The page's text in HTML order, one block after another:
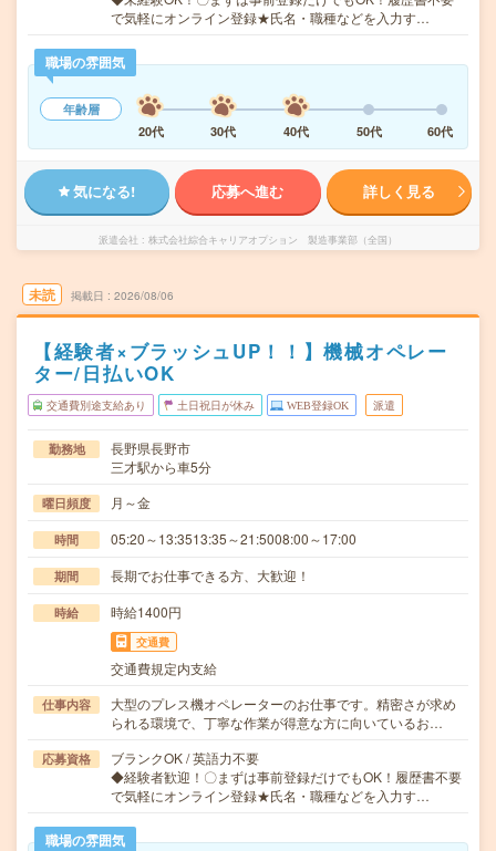
で気軽にオンライン登録★氏名・職種などを入力す…
職場の雰囲気
年齢層
20代
30代 40代 50代 60代
気になる! 応募へ進む 詳しく見る
派遣会社 株式会社綜合キャリアオプション 製造事業部（全国）
未読 掲載日 2026/08/06
【経験者×ブラッシュUP！！】機械オペレー
ター/日払いOK
交通費別途支給あり 土日祝日が休み WEB登録OK 派遣
勤務地
長野県長野市
三才駅から車5分
曜日頻度 月～金
時間 05:20～13:3513:35～21:5008:00～17:00
期間 長期でお仕事できる方、大歓迎！
時給 時給1400円
交通費
交通費規定内支給
仕事内容
大型のプレス機オペレーターのお仕事です。精密さが求め
られる環境で、丁寧な作業が得意な方に向いているお…
応募資格
ブランクOK / 英語力不要
◆経験者歓迎！〇まずは事前登録だけでもOK！履歴書不要
で気軽にオンライン登録★氏名・職種などを入力す…
職場の雰囲気